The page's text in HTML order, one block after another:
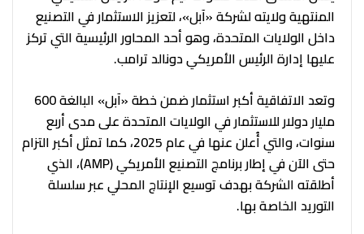
المنتهية ولايته لشركة «آبل»، لتعزيز الاستثمار في التصنيع
داخل الولايات المتحدة، وهو أحد المحاور الرئيسية التي تركز
عليها إدارة الرئيس الأمريكي دونالد ترامب.
وتعد الاتفاقية أكبر استثمار ضمن خطة «آبل» البالغة 600
مليار دولار للاستثمار في الولايات المتحدة على مدى أربع
سنوات، والتي أُعلن عنها في عام 2025، كما تمثل أكبر التزام
حتى الآن في إطار برنامج التصنيع الأمريكي (AMP)، الذي
أطلقته الشركة بهدف توسيع الإنتاج المحلي عبر سلسلة
التوريد الخاصة بها.